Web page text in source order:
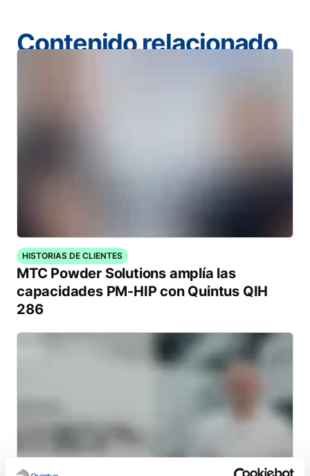
Contenido relacionado
HISTORIAS DE CLIENTES
MTC Powder Solutions amplía las
capacidades PM-HIP con Quintus QIH
286